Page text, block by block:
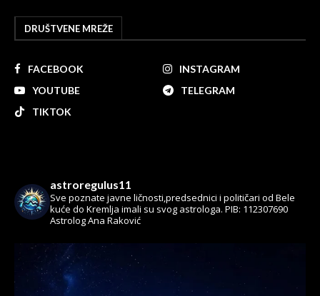
DRUŠTVENE MREŽE
FACEBOOK
INSTAGRAM
YOUTUBE
TELEGRAM
TIKTOK
astroregulus11
Sve poznate javne ličnosti,predsednici i političari od Bele
kuće do Kremlja imali su svog astrologa. PIB: 112307690
Astrolog Ana Raković